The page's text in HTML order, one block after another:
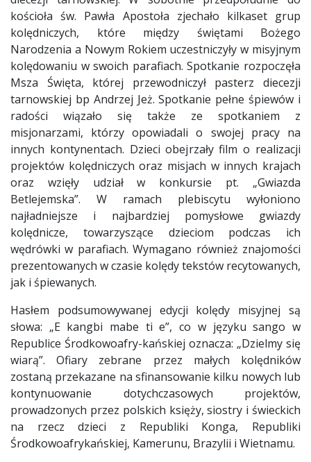
kościoła św. Pawła Apostoła zjechało kilkaset grup
kolędniczych, które między świętami Bożego
Narodzenia a Nowym Rokiem uczestniczyły w misyjnym
kolędowaniu w swoich parafiach. Spotkanie rozpoczęła
Msza Święta, której przewodniczył pasterz diecezji
tarnowskiej bp Andrzej Jeż. Spotkanie pełne śpiewów i
radości wiązało się także ze spotkaniem z
misjonarzami, którzy opowiadali o swojej pracy na
innych kontynentach. Dzieci obejrzały film o realizacji
projektów kolędniczych oraz misjach w innych krajach
oraz wzięły udział w konkursie pt. „Gwiazda
Betlejemska”. W ramach plebiscytu wyłoniono
najładniejsze i najbardziej pomysłowe gwiazdy
kolędnicze, towarzyszące dzieciom podczas ich
wędrówki w parafiach. Wymagano również znajomości
prezentowanych w czasie kolędy tekstów recytowanych,
jak i śpiewanych.
Hasłem podsumowywanej edycji kolędy misyjnej są
słowa: „E kangbi mabe ti e”, co w języku sango w
Republice Środkowoafry-kańskiej oznacza: „Dzielmy się
wiarą”. Ofiary zebrane przez małych kolędników
zostaną przekazane na sfinansowanie kilku nowych lub
kontynuowanie dotychczasowych projektów,
prowadzonych przez polskich księży, siostry i świeckich
na rzecz dzieci z Republiki Konga, Republiki
Środkowoafrykańskiej, Kamerunu, Brazylii i Wietnamu.